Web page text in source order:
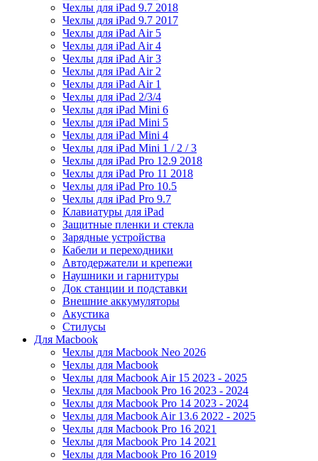
Чехлы для iPad 9.7 2018
Чехлы для iPad 9.7 2017
Чехлы для iPad Air 5
Чехлы для iPad Air 4
Чехлы для iPad Air 3
Чехлы для iPad Air 2
Чехлы для iPad Air 1
Чехлы для iPad 2/3/4
Чехлы для iPad Mini 6
Чехлы для iPad Mini 5
Чехлы для iPad Mini 4
Чехлы для iPad Mini 1 / 2 / 3
Чехлы для iPad Pro 12.9 2018
Чехлы для iPad Pro 11 2018
Чехлы для iPad Pro 10.5
Чехлы для iPad Pro 9.7
Клавиатуры для iPad
Защитные пленки и стекла
Зарядные устройства
Кабели и переходники
Автодержатели и крепежи
Наушники и гарнитуры
Док станции и подставки
Внешние аккумуляторы
Акустика
Стилусы
Для Macbook
Чехлы для Macbook Neo 2026
Чехлы для Macbook
Чехлы для Macbook Air 15 2023 - 2025
Чехлы для Macbook Pro 16 2023 - 2024
Чехлы для Macbook Pro 14 2023 - 2024
Чехлы для Macbook Air 13.6 2022 - 2025
Чехлы для Macbook Pro 16 2021
Чехлы для Macbook Pro 14 2021
Чехлы для Macbook Pro 16 2019